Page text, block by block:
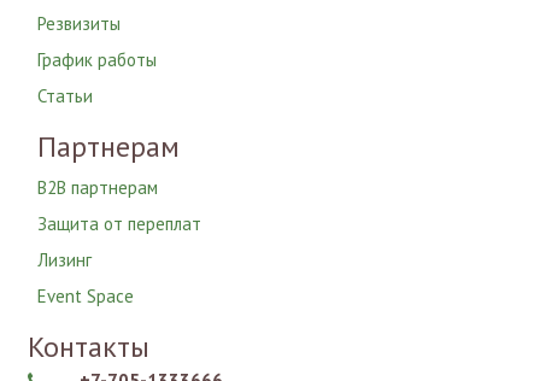
Резвизиты
График работы
Статьи
Партнерам
B2B партнерам
Защита от переплат
Лизинг
Event Space
Контакты